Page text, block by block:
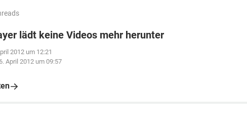
lädt keine Videos mehr herunter
2012 um 12:21
6. April 2012 um 09:57